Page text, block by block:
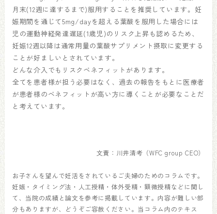
月末(12週に達するまで)服用することを推奨しています。妊
娠期間を通じて5mg/dayを超える葉酸を服用した場合には
児の運動神経発達遅延(1歳児)のリスク上昇も認めるため、
妊娠12週以降は通常用量の葉酸サプリメント摂取に変更する
ことが好ましいとされています。
どんな介入でもリスクベネフィットがあります。
全てを患者様が担う必要はなく、過去の報告をもとに医療者
が患者様のベネフィットが高い方に導くことが必要なことだ
と考えています。
文責：川井清考（WFC group CEO）
お子さんを望んで妊活をされているご夫婦のためのコラムです。
妊娠・タイミング法・人工授精・体外受精・顕微授精などに関し
て、当院の成績と論文を参考に掲載しています。内容が難しい部
分もありますが、どうぞご容赦ください。当コラム内のテキス